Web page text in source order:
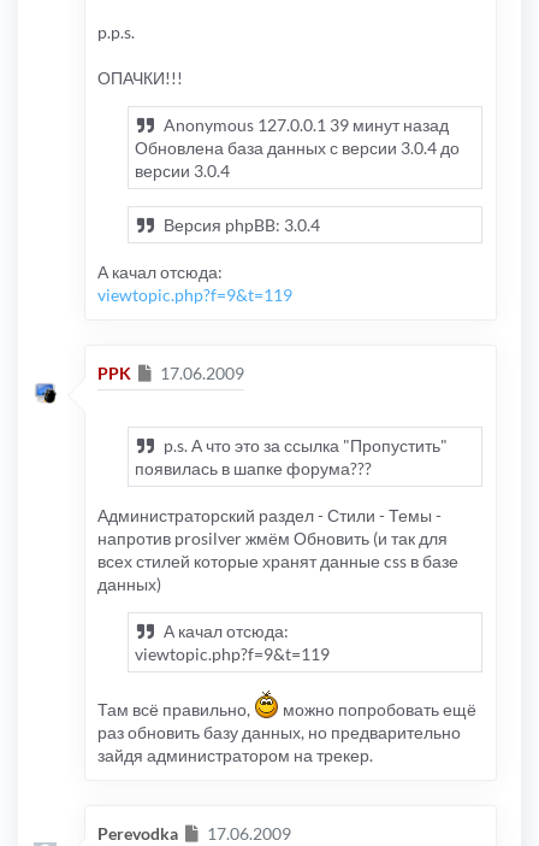
p.p.s.
ОПАЧКИ!!!
Anonymous 127.0.0.1 39 минут назад
Обновлена база данных с версии 3.0.4 до
версии 3.0.4
Версия phpBB: 3.0.4
А качал отсюда:
viewtopic.php?f=9&t=119
PPK Сообщение
17.06.2009
p.s. А что это за ссылка "Пропустить"
появилась в шапке форума???
Администраторский раздел - Стили - Темы -
напротив prosilver жмём Обновить (и так для
всех стилей которые хранят данные css в базе
данных)
А качал отсюда:
viewtopic.php?f=9&t=119
Там всё правильно,
можно попробовать ещё
раз обновить базу данных, но предварительно
зайдя администратором на трекер.
Perevodka Сообщение
17.06.2009